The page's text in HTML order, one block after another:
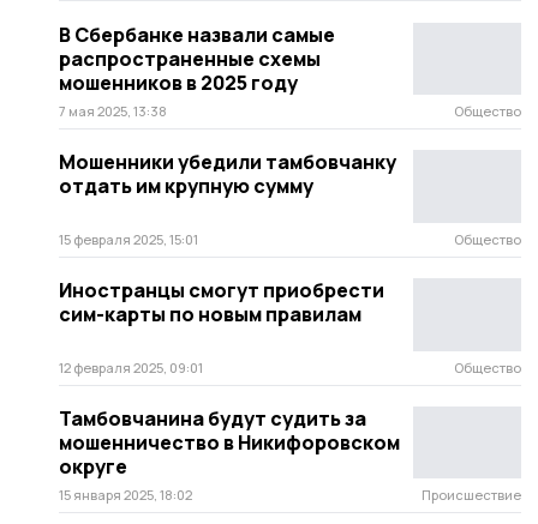
В Сбербанке назвали самые
распространенные схемы
мошенников в 2025 году
7 мая 2025, 13:38 Общество
Мошенники убедили тамбовчанку
отдать им крупную сумму
15 февраля 2025, 15:01 Общество
Иностранцы смогут приобрести
сим-карты по новым правилам
12 февраля 2025, 09:01 Общество
Тамбовчанина будут судить за
мошенничество в Никифоровском
округе
15 января 2025, 18:02 Происшествие